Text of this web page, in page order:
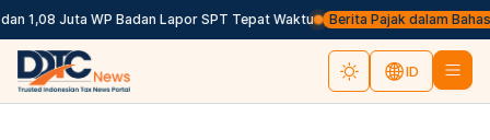
1,08 Juta WP Badan Lapor SPT Tepat Waktu Berita Pajak dalam
ID